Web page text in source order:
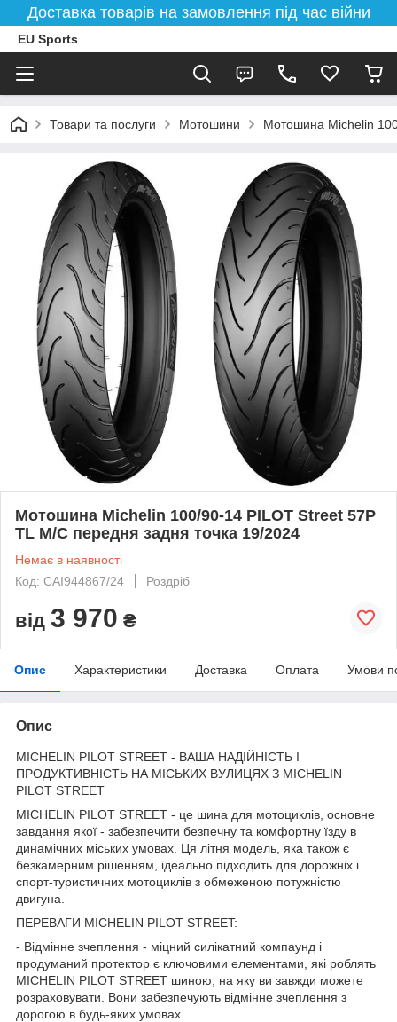
Доставка товарів на замовлення під час війни
EU Sports
Товари та послуги Мотошини Мотошина Michelin
Мотошина Michelin 100/90-14 PILOT Street 57P
TL M/C передня задня точка 19/2024
Немає в наявності
Код: CAI944867/24
Роздріб
від 3 970 ₴
Опис Характеристики Доставка Оплата Умови
Опис
MICHELIN PILOT STREET - ВАША НАДІЙНІСТЬ І
ПРОДУКТИВНІСТЬ НА МІСЬКИХ ВУЛИЦЯХ З MICHELIN
PILOT STREET
MICHELIN PILOT STREET - це шина для мотоциклів, основне
завдання якої - забезпечити безпечну та комфортну їзду в
динамічних міських умовах. Ця літня модель, яка також є
безкамерним рішенням, ідеально підходить для дорожніх і
спорт-туристичних мотоциклів з обмеженою потужністю
двигуна.
ПЕРЕВАГИ MICHELIN PILOT STREET:
- Відмінне зчеплення - міцний силікатний компаунд і
продуманий протектор є ключовими елементами, які роблять
MICHELIN PILOT STREET шиною, на яку ви завжди можете
розраховувати. Вони забезпечують відмінне зчеплення з
дорогою в будь-яких умовах.